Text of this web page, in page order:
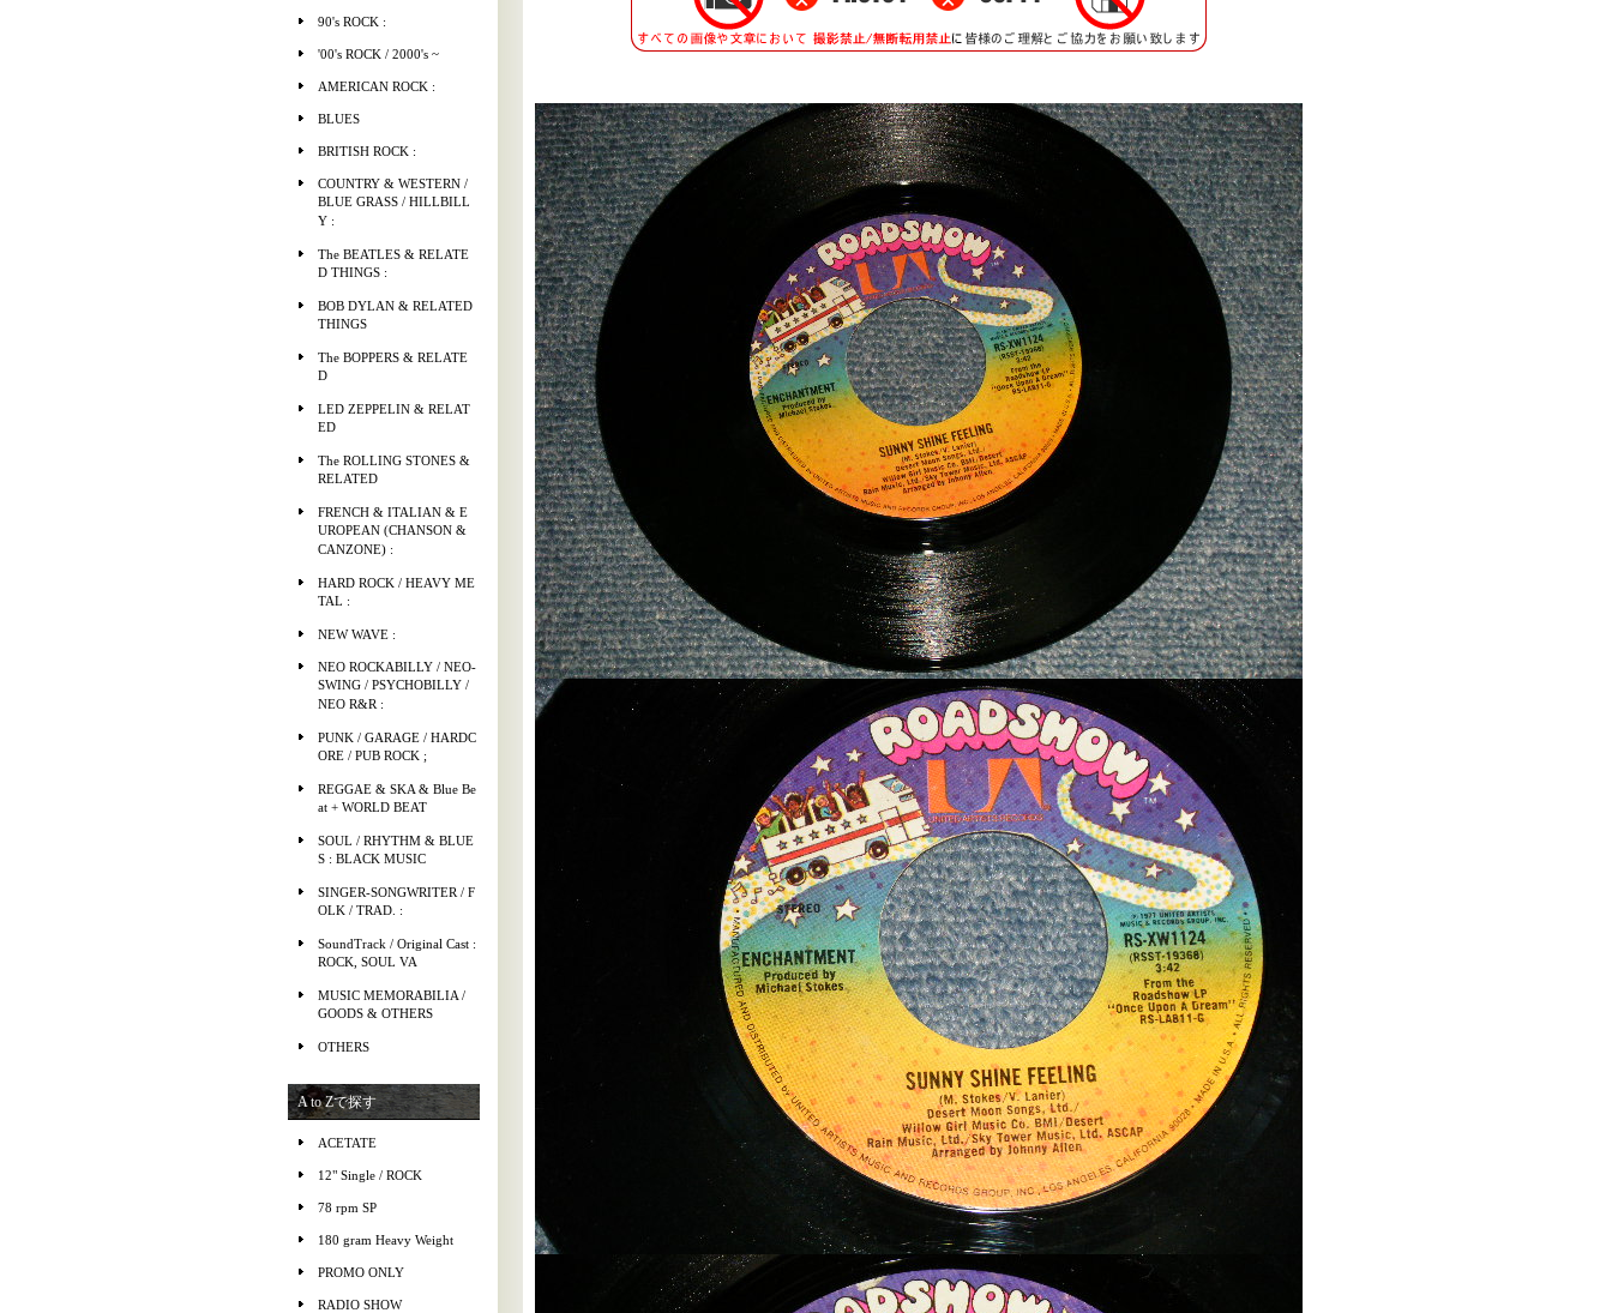
90's ROCK :
'00's ROCK / 2000's ~
AMERICAN ROCK :
BLUES
BRITISH ROCK :
COUNTRY & WESTERN /
BLUE GRASS / HILLBILL
Y :
The BEATLES & RELATE
D THINGS :
BOB DYLAN & RELATED
THINGS
The BOPPERS & RELATE
D
LED ZEPPELIN & RELAT
ED
The ROLLING STONES &
RELATED
FRENCH & ITALIAN & E
UROPEAN (CHANSON &
CANZONE) :
HARD ROCK / HEAVY ME
TAL :
NEW WAVE :
NEO ROCKABILLY / NEO-
SWING / PSYCHOBILLY /
NEO R&R :
PUNK / GARAGE / HARDC
ORE / PUB ROCK ;
REGGAE & SKA & Blue Be
at + WORLD BEAT
SOUL / RHYTHM & BLUE
S : BLACK MUSIC
SINGER-SONGWRITER / F
OLK / TRAD. :
SoundTrack / Original Cast :
ROCK, SOUL VA
MUSIC MEMORABILIA /
GOODS & OTHERS
OTHERS
A to Zで探す
ACETATE
12" Single / ROCK
78 rpm SP
180 gram Heavy Weight
PROMO ONLY
RADIO SHOW